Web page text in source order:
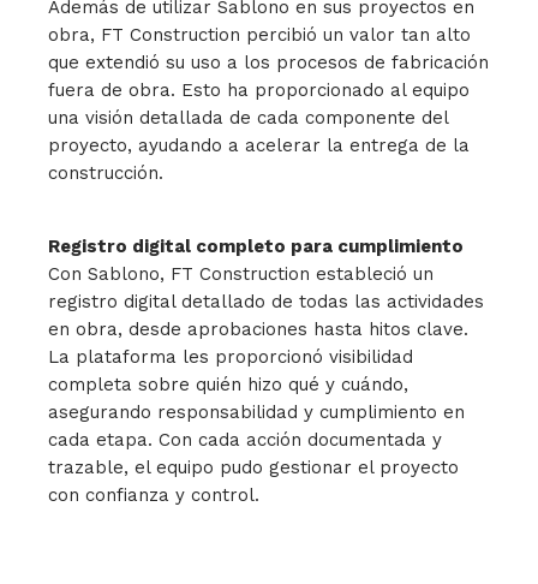
Además de utilizar Sablono en sus proyectos en
obra, FT Construction percibió un valor tan alto
que extendió su uso a los procesos de fabricación
fuera de obra. Esto ha proporcionado al equipo
una visión detallada de cada componente del
proyecto, ayudando a acelerar la entrega de la
construcción.
Registro digital completo para cumplimiento
Con Sablono, FT Construction estableció un
registro digital detallado de todas las actividades
en obra, desde aprobaciones hasta hitos clave.
La plataforma les proporcionó visibilidad
completa sobre quién hizo qué y cuándo,
asegurando responsabilidad y cumplimiento en
cada etapa. Con cada acción documentada y
trazable, el equipo pudo gestionar el proyecto
con confianza y control.